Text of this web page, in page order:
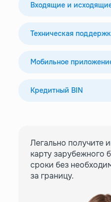
Входящие и
Техническая
Мобильное
Кредитный BIN
Легально получите
карту зарубежного
сроки без
за границу.